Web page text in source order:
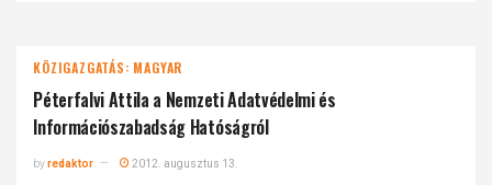
KÖZIGAZGATÁS: MAGYAR
Péterfalvi Attila a Nemzeti Adatvédelmi és
Információszabadság Hatóságról
byredaktor 2012. augusztus 13.